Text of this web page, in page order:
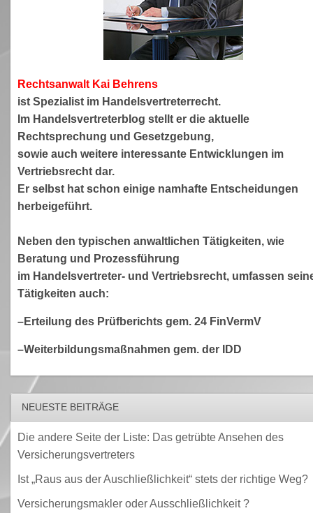
Rechtsanwalt Kai Behrens
ist Spezialist im Handelsvertreterrecht.
Im Handelsvertreterblog stellt er die aktuelle
Rechtsprechung und Gesetzgebung,
sowie auch weitere interessante Entwicklungen im
Vertriebsrecht dar.
Er selbst hat schon einige namhafte Entscheidungen
herbeigeführt.
Neben den typischen anwaltlichen Tätigkeiten, wie
Beratung und Prozessführung
im Handelsvertreter- und Vertriebsrecht, umfassen
Tätigkeiten auch:
–Erteilung des Prüfberichts gem. 24 FinVermV
–Weiterbildungsmaßnahmen gem. der IDD
NEUESTE BEITRÄGE
Die andere Seite der Liste: Das getrübte Ansehen des
Versicherungsvertreters
Ist „Raus aus der Auschließlichkeit“ stets der richtige Weg?
Versicherungsmakler oder Ausschließlichkeit ?